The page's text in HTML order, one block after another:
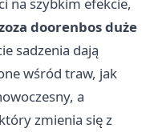
doorenbos duże
sadzenia dają
wśród traw, jak
a
zmienia się z